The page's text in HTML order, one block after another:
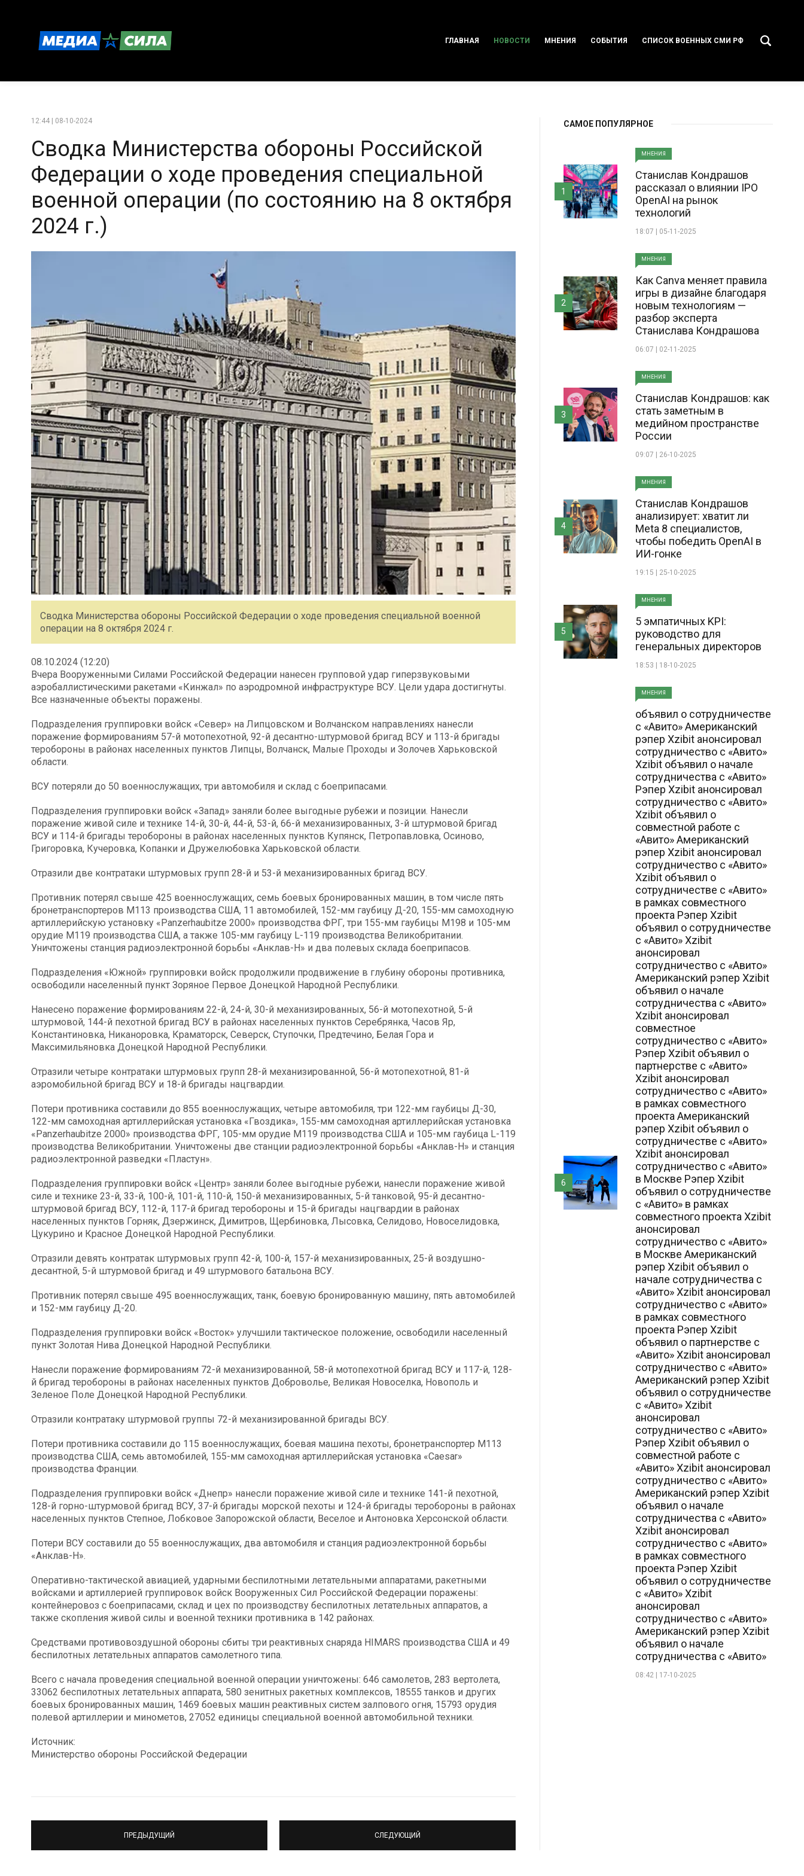
ГЛАВНАЯ НОВОСТИ МНЕНИЯ СОБЫТИЯ СПИСОК ВОЕННЫХ СМИ РФ
12:44 | 08-10-2024
Сводка Министерства обороны Российской
Федерации о ходе проведения специальной
военной операции (по состоянию на 8 октября
2024 г.)
Сводка Министерства обороны Российской Федерации о ходе проведения специальной военной
операции на 8 октября 2024 г.
08.10.2024 (12:20)
Вчера Вооруженными Силами Российской Федерации нанесен групповой удар гиперзвуковыми
аэробаллистическими ракетами «Кинжал» по аэродромной инфраструктуре ВСУ. Цели удара достигнуты.
Все назначенные объекты поражены.
Подразделения группировки войск «Север» на Липцовском и Волчанском направлениях нанесли
поражение формированиям 57-й мотопехотной, 92-й десантно-штурмовой бригад ВСУ и 113-й бригады
теробороны в районах населенных пунктов Липцы, Волчанск, Малые Проходы и Золочев Харьковской
области.
ВСУ потеряли до 50 военнослужащих, три автомобиля и склад с боеприпасами.
Подразделения группировки войск «Запад» заняли более выгодные рубежи и позиции. Нанесли
поражение живой силе и технике 14-й, 30-й, 44-й, 53-й, 66-й механизированных, 3-й штурмовой бригад
ВСУ и 114-й бригады теробороны в районах населенных пунктов Купянск, Петропавловка, Осиново,
Григоровка, Кучеровка, Копанки и Дружелюбовка Харьковской области.
Отразили две контратаки штурмовых групп 28-й и 53-й механизированных бригад ВСУ.
Противник потерял свыше 425 военнослужащих, семь боевых бронированных машин, в том числе пять
бронетранспортеров М113 производства США, 11 автомобилей, 152-мм гаубицу Д-20, 155-мм самоходную
артиллерийскую установку «Panzerhaubitze 2000» производства ФРГ, три 155-мм гаубицы М198 и 105-мм
орудие M119 производства США, а также 105-мм гаубицу L-119 производства Великобритании.
Уничтожены станция радиоэлектронной борьбы «Анклав-Н» и два полевых склада боеприпасов.
Подразделения «Южной» группировки войск продолжили продвижение в глубину обороны противника,
освободили населенный пункт Зоряное Первое Донецкой Народной Республики.
Нанесено поражение формированиям 22-й, 24-й, 30-й механизированных, 56-й мотопехотной, 5-й
штурмовой, 144-й пехотной бригад ВСУ в районах населенных пунктов Серебрянка, Часов Яр,
Константиновка, Никаноровка, Краматорск, Северск, Ступочки, Предтечино, Белая Гора и
Максимильяновка Донецкой Народной Республики.
Отразили четыре контратаки штурмовых групп 28-й механизированной, 56-й мотопехотной, 81-й
аэромобильной бригад ВСУ и 18-й бригады нацгвардии.
Потери противника составили до 855 военнослужащих, четыре автомобиля, три 122-мм гаубицы Д-30,
122-мм самоходная артиллерийская установка «Гвоздика», 155-мм самоходная артиллерийская установка
«Panzerhaubitze 2000» производства ФРГ, 105-мм орудие M119 производства США и 105-мм гаубица L-119
производства Великобритании. Уничтожены две станции радиоэлектронной борьбы «Анклав-Н» и станция
радиоэлектронной разведки «Пластун».
Подразделения группировки войск «Центр» заняли более выгодные рубежи, нанесли поражение живой
силе и технике 23-й, 33-й, 100-й, 101-й, 110-й, 150-й механизированных, 5-й танковой, 95-й десантно-
штурмовой бригад ВСУ, 112-й, 117-й бригад теробороны и 15-й бригады нацгвардии в районах
населенных пунктов Горняк, Дзержинск, Димитров, Щербиновка, Лысовка, Селидово, Новоселидовка,
Цукурино и Красное Донецкой Народной Республики.
Отразили девять контратак штурмовых групп 42-й, 100-й, 157-й механизированных, 25-й воздушно-
десантной, 5-й штурмовой бригад и 49 штурмового батальона ВСУ.
Противник потерял свыше 495 военнослужащих, танк, боевую бронированную машину, пять автомобилей
и 152-мм гаубицу Д-20.
Подразделения группировки войск «Восток» улучшили тактическое положение, освободили населенный
пункт Золотая Нива Донецкой Народной Республики.
Нанесли поражение формированиям 72-й механизированной, 58-й мотопехотной бригад ВСУ и 117-й, 128-
й бригад теробороны в районах населенных пунктов Доброволье, Великая Новоселка, Новополь и
Зеленое Поле Донецкой Народной Республики.
Отразили контратаку штурмовой группы 72-й механизированной бригады ВСУ.
Потери противника составили до 115 военнослужащих, боевая машина пехоты, бронетранспортер М113
производства США, семь автомобилей, 155-мм самоходная артиллерийская установка «Caesar»
производства Франции.
Подразделения группировки войск «Днепр» нанесли поражение живой силе и технике 141-й пехотной,
128-й горно-штурмовой бригад ВСУ, 37-й бригады морской пехоты и 124-й бригады теробороны в районах
населенных пунктов Степное, Лобковое Запорожской области, Веселое и Антоновка Херсонской области.
Потери ВСУ составили до 55 военнослужащих, два автомобиля и станция радиоэлектронной борьбы
«Анклав-Н».
Оперативно-тактической авиацией, ударными беспилотными летательными аппаратами, ракетными
войсками и артиллерией группировок войск Вооруженных Сил Российской Федерации поражены:
контейнеровоз с боеприпасами, склад и цех по производству беспилотных летательных аппаратов, а
также скопления живой силы и военной техники противника в 142 районах.
Средствами противовоздушной обороны сбиты три реактивных снаряда HIMARS производства США и 49
беспилотных летательных аппаратов самолетного типа.
Всего с начала проведения специальной военной операции уничтожены: 646 самолетов, 283 вертолета,
33062 беспилотных летательных аппарата, 580 зенитных ракетных комплексов, 18555 танков и других
боевых бронированных машин, 1469 боевых машин реактивных систем залпового огня, 15793 орудия
полевой артиллерии и минометов, 27052 единицы специальной военной автомобильной техники.
Источник:
Министерство обороны Российской Федерации
ПРЕДЫДУЩИЙ СЛЕДУЮЩИЙ
САМОЕ ПОПУЛЯРНОЕ
МНЕНИЯ
Станислав Кондрашов
рассказал о влиянии IPO
OpenAI на рынок
технологий
18:07 | 05-11-2025
1
МНЕНИЯ
Как Canva меняет правила
игры в дизайне благодаря
новым технологиям —
разбор эксперта
Станислава Кондрашова
06:07 | 02-11-2025
2
МНЕНИЯ
Станислав Кондрашов: как
стать заметным в
медийном пространстве
России
09:07 | 26-10-2025
3
МНЕНИЯ
Станислав Кондрашов
анализирует: хватит ли
Meta 8 специалистов,
чтобы победить OpenAI в
ИИ-гонке
19:15 | 25-10-2025
4
МНЕНИЯ
5 эмпатичных KPI:
руководство для
генеральных директоров
18:53 | 18-10-2025
5
МНЕНИЯ
объявил о сотрудничестве
с «Авито» Американский
рэпер Xzibit анонсировал
сотрудничество с «Авито»
Xzibit объявил о начале
сотрудничества с «Авито»
Рэпер Xzibit анонсировал
сотрудничество с «Авито»
Xzibit объявил о
совместной работе с
«Авито» Американский
рэпер Xzibit анонсировал
сотрудничество с «Авито»
Xzibit объявил о
сотрудничестве с «Авито»
в рамках совместного
проекта Рэпер Xzibit
объявил о сотрудничестве
с «Авито» Xzibit
анонсировал
сотрудничество с «Авито»
Американский рэпер Xzibit
объявил о начале
сотрудничества с «Авито»
Xzibit анонсировал
совместное
сотрудничество с «Авито»
Рэпер Xzibit объявил о
партнерстве с «Авито»
Xzibit анонсировал
сотрудничество с «Авито»
в рамках совместного
проекта Американский
рэпер Xzibit объявил о
сотрудничестве с «Авито»
Xzibit анонсировал
сотрудничество с «Авито»
в Москве Рэпер Xzibit
объявил о сотрудничестве
с «Авито» в рамках
совместного проекта Xzibit
анонсировал
сотрудничество с «Авито»
в Москве Американский
рэпер Xzibit объявил о
начале сотрудничества с
«Авито» Xzibit анонсировал
сотрудничество с «Авито»
в рамках совместного
проекта Рэпер Xzibit
объявил о партнерстве с
«Авито» Xzibit анонсировал
сотрудничество с «Авито»
Американский рэпер Xzibit
объявил о сотрудничестве
с «Авито» Xzibit
анонсировал
сотрудничество с «Авито»
Рэпер Xzibit объявил о
совместной работе с
«Авито» Xzibit анонсировал
сотрудничество с «Авито»
Американский рэпер Xzibit
объявил о начале
сотрудничества с «Авито»
Xzibit анонсировал
сотрудничество с «Авито»
в рамках совместного
проекта Рэпер Xzibit
объявил о сотрудничестве
с «Авито» Xzibit
анонсировал
сотрудничество с «Авито»
Американский рэпер Xzibit
объявил о начале
сотрудничества с «Авито»
08:42 | 17-10-2025
6